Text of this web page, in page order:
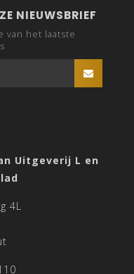
NIEUWSBRIEF
van het laatste
Uitgeverij L en
4L